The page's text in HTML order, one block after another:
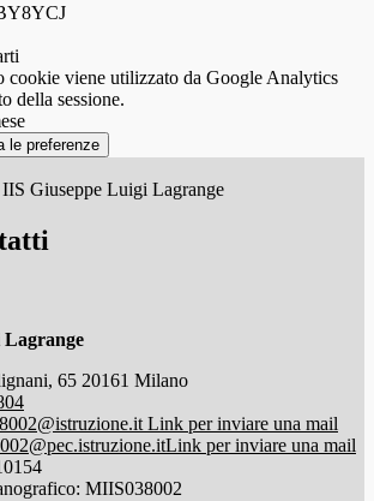
cookie viene utilizzato da Google Analytics
della sessione.
le preferenze
IIS Giuseppe Luigi Lagrange
65 20161 Milano
Link per inviare una mail
Link per inviare una mail
MIIS038002